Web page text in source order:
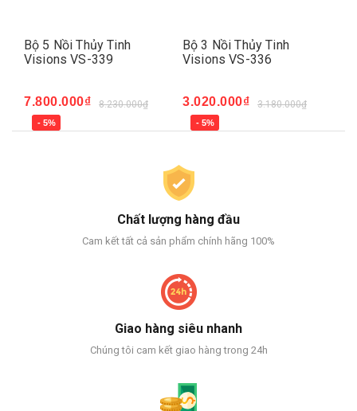
Bộ 5 Nồi Thủy Tinh
Visions VS-339
7.800.000₫ 8.230.000₫
- 5%
Bộ 3 Nồi Thủy Tinh
Visions VS-336
3.020.000₫ 3.180.000₫
- 5%
Chất lượng hàng đầu
Cam kết tất cả sản phẩm chính hãng 100%
Giao hàng siêu nhanh
Chúng tôi cam kết giao hàng trong 24h